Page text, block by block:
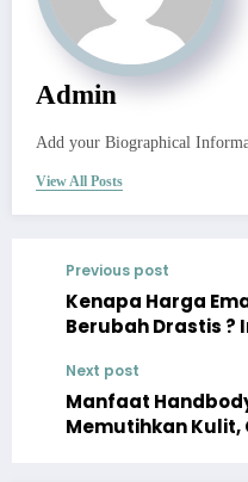
Admin
Add your Biographical
View All Posts
Previous post
Kenapa Harga
Berubah Drastis ?
Next post
Manfaat
Memutihkan Kulit,